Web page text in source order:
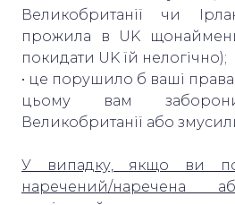
Великобританії чи
прожила в UK
покидати UK їй нелогічно);
• це порушило б ваші
цьому вам
Великобританії або
У випадку, якщо ви
наречений/наречена